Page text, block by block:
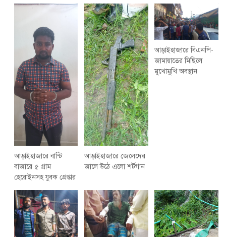
আড়াইহাজারে বান্টি
বাজারে ৫ গ্রাম
হেরোইনসহ যুবক গ্রেপ্তার
আড়াইহাজারে জেলেদের
জালে উঠে এলো শর্টগান
আড়াইহাজারে বিএনপি-
জামায়াতের মিছিলে
মুখোমুখি অবস্থান